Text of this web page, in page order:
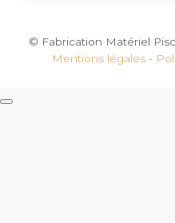
© Fabrication Matériel
Mentions légales -